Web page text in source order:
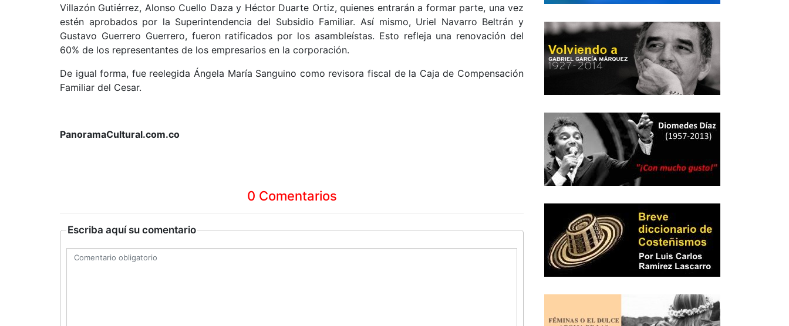
Villazón Gutiérrez, Alonso Cuello Daza y Héctor Duarte Ortiz, quienes entrarán a formar parte, una vez
estén aprobados por la Superintendencia del Subsidio Familiar. Así mismo, Uriel Navarro Beltrán y
Gustavo Guerrero Guerrero, fueron ratificados por los asambleístas. Esto refleja una renovación del
60% de los representantes de los empresarios en la corporación.
De igual forma, fue reelegida Ángela María Sanguino como revisora fiscal de la Caja de Compensación
Familiar del Cesar.
PanoramaCultural.com.co
0 Comentarios
Escriba aquí su comentario